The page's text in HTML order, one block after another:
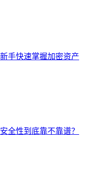
手快速掌握加密资产
全性到底靠不靠谱？